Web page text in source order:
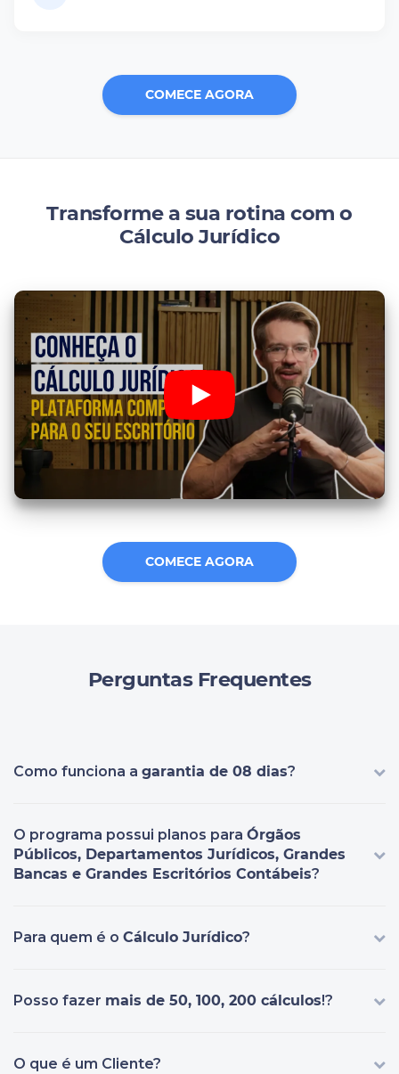
COMECE AGORA
Transforme a sua rotina com o
Cálculo Jurídico
COMECE AGORA
Perguntas Frequentes
Como funciona a garantia de 08 dias?
O programa possui planos para Órgãos
Públicos, Departamentos Jurídicos, Grandes
Bancas e Grandes Escritórios Contábeis?
Para quem é o Cálculo Jurídico?
Posso fazer mais de 50, 100, 200 cálculos!?
O que é um Cliente?